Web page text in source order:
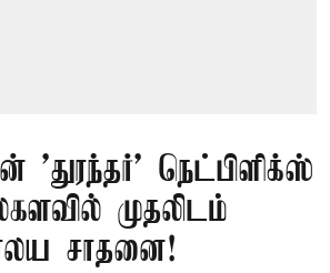
'துரந்தர்' நெட்பிளிக்ஸ்
முதலிடம்
சாதனை!